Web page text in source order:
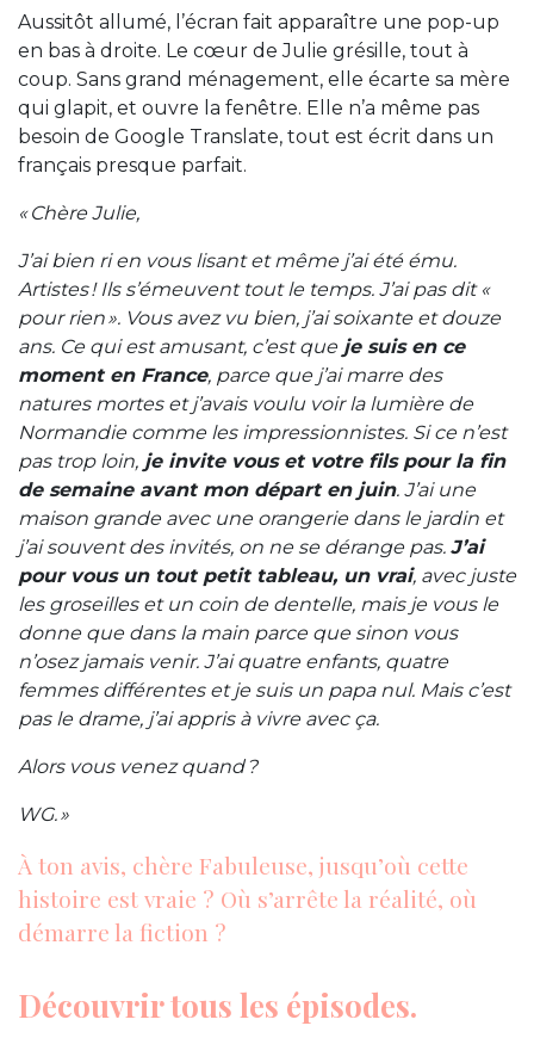
Aussitôt allumé, l’écran fait apparaître une pop-up
en bas à droite. Le cœur de Julie grésille, tout à
coup. Sans grand ménagement, elle écarte sa mère
qui glapit, et ouvre la fenêtre. Elle n’a même pas
besoin de Google Translate, tout est écrit dans un
français presque parfait.
« Chère Julie,
J’ai bien ri en vous lisant et même j’ai été ému.
Artistes ! Ils s’émeuvent tout le temps. J’ai pas dit «
pour rien ». Vous avez vu bien, j’ai soixante et douze
ans. Ce qui est amusant, c’est queje suis en ce
moment en France, parce que j’ai marre des
natures mortes et j’avais voulu voir la lumière de
Normandie comme les impressionnistes. Si ce n’est
pas trop loin, je invite vous et votre fils pour la fin
de semaine avant mon départ en juin. J’ai une
maison grande avec une orangerie dans le jardin et
j’ai souvent des invités, on ne se dérange pas. J’ai
pour vous un tout petit tableau, un vrai, avec juste
les groseilles et un coin de dentelle, mais je vous le
donne que dans la main parce que sinon vous
n’osez jamais venir. J’ai quatre enfants, quatre
femmes différentes et je suis un papa nul. Mais c’est
pas le drame, j’ai appris à vivre avec ça.
Alors vous venez quand ?
WG. »
À ton avis, chère Fabuleuse, jusqu’où cette
histoire est vraie ? Où s’arrête la réalité, où
démarre la fiction ?
Découvrir tous les épisodes.